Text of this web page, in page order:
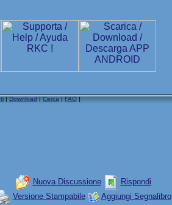
|Download|Cerca|FAQ]
Nuova Discussione
Rispondi
Versione Stampabile
Aggiungi Segnalibro